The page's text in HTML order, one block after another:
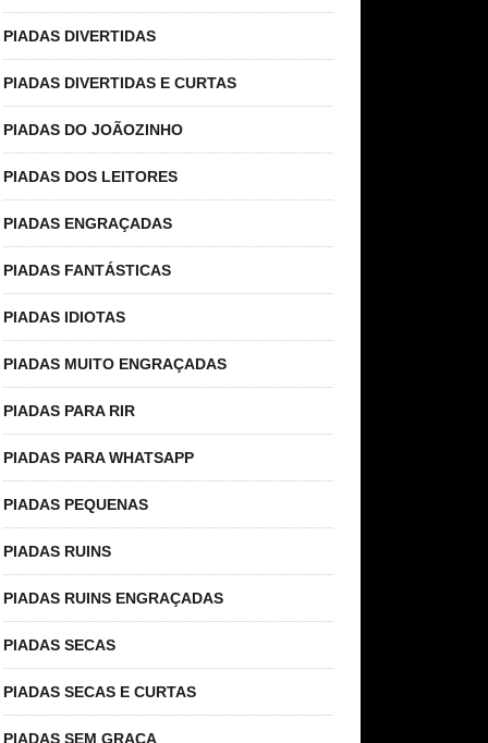
PIADAS DIVERTIDAS
PIADAS DIVERTIDAS E CURTAS
PIADAS DO JOÃOZINHO
PIADAS DOS LEITORES
PIADAS ENGRAÇADAS
PIADAS FANTÁSTICAS
PIADAS IDIOTAS
PIADAS MUITO ENGRAÇADAS
PIADAS PARA RIR
PIADAS PARA WHATSAPP
PIADAS PEQUENAS
PIADAS RUINS
PIADAS RUINS ENGRAÇADAS
PIADAS SECAS
PIADAS SECAS E CURTAS
PIADAS SEM GRAÇA